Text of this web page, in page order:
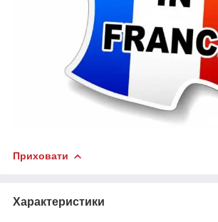
Приховати
Характеристики